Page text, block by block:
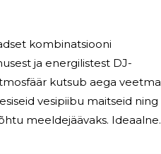
ja energilistest DJ-
kutsub aega veetma
ning
meeldejäävaks. Ideaalne